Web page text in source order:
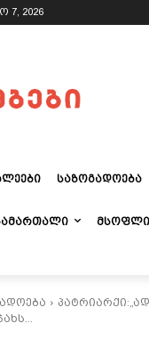
7, 2026
ᲡᲐᲖᲝᲒᲐᲓᲝᲔᲑᲐ